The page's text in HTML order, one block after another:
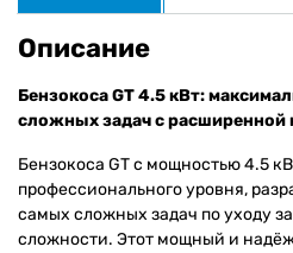
гарантия
Описание
Бензокоса GT 4.5 кВт:
сложных задач с расширенной
Бензокоса GT с мощностью 4.5
профессионального уровня,
самых сложных задач по уходу
сложности. Этот мощный и